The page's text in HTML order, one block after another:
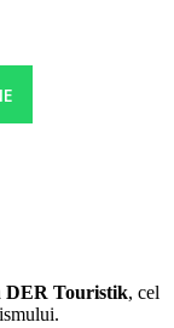
DER Touristik, cel